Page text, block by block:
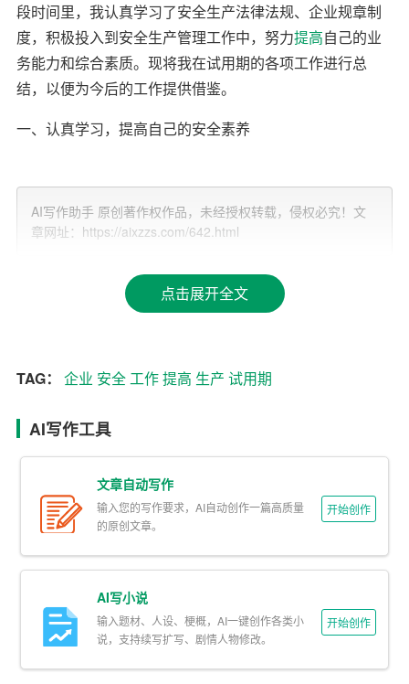
段时间里，我认真学习了安全生产法律法规、企业规章制
度，积极投入到安全生产管理工作中，努力提高自己的业
务能力和综合素质。现将我在试用期的各项工作进行总
结，以便为今后的工作提供借鉴。
一、认真学习，提高自己的安全素养
期间，我利用业余时间，认真学习安全生产法律法规、企
业规章制度以及相关业务知识。通过学习，我加深了对安
全生产的认识，提高了自己的安全素养。同时，我还积极
参加企业组织的各类安全生产培训，向有经验的同事请
教，不断丰富自己的知识储备。
在试用期期间，我严格按照企业规章制度，开展安全检查
施等进行全面检查，确保设备设施安全运行。同时，我还
加强对员工的安全教育，提高员工的安全意识。对于检查
中发现的安全隐患，我及时向领导汇报，并督促相关部门
整改，确保安全生产。
在试用期期间，我充分发挥自己的专业特长，主动作为，
推动企业安全生产管理水平的提升。我参与编制了企业的
安全生产管理制度，使企业的安全生产管理工作更加规范
化、制度化。同时，我还协助领导制定安全生产责任制，
AI写作助手 原创著作权作品，未经授权转载，侵权必究！文
章网址：https://aixzzs.com/642.html
点击展开全文
TAG： 企业 安全工作提高 生产 试用期
AI写作工具
文章自动写作
输入您的写作要求，AI自动创作一篇高质量
的原创文章。
开始创作
AI写小说
输入题材、人设、梗概，AI一键创作各类小
说，支持续写扩写、剧情人物修改。
开始创作